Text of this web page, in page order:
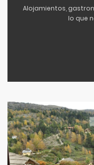
Alojamientos,
lo que